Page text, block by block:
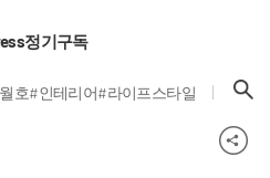
정기구독
호#인테리어#라이프스타일